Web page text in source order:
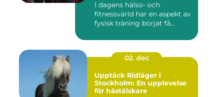
I dagens hälso- och
fitnessvärld har en aspekt av
fysisk träning börjat få...
02. dec
Upptäck Ridläger i
Stockholm: En upplevelse
för hästälskare